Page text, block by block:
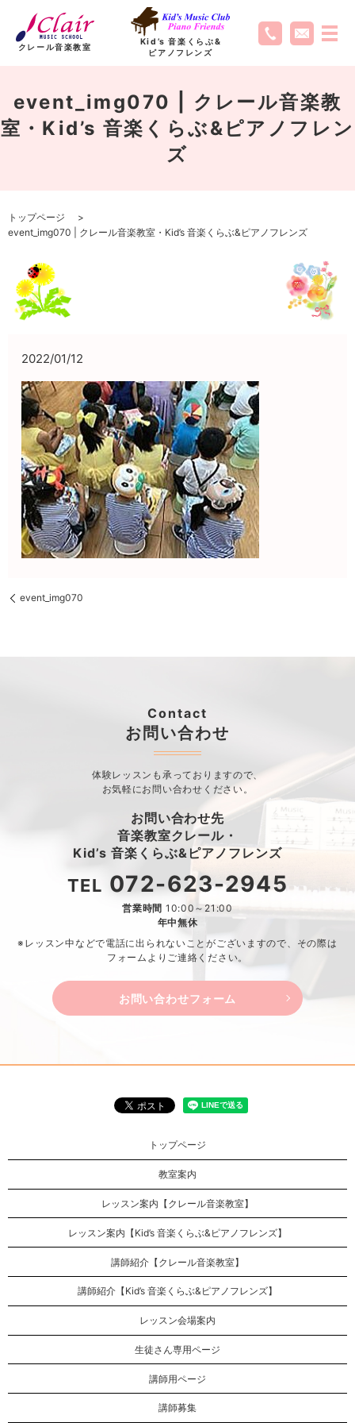
クレール音楽教室
Kid’s 音楽くらぶ&
ピアノフレンズ
event_img070 | クレール音楽教
室・Kid’s 音楽くらぶ&ピアノフレン
ズ
トップページ
event_img070 | クレール音楽教室・Kid’s 音楽くらぶ&ピアノフレンズ
2022/01/12
event_img070
Contact
お問い合わせ
体験レッスンも承っておりますので、
お気軽にお問い合わせください。
お問い合わせ先
音楽教室クレール・
Kid’s 音楽くらぶ&ピアノフレンズ
TEL 072-623-2945
営業時間 10:00～21:00
年中無休
※レッスン中などで電話に出られないことがございますので、 その際は
フォームよりご連絡ください。
お問い合わせフォーム
トップページ
教室案内
レッスン案内【クレール音楽教室】
レッスン案内【Kid’s 音楽くらぶ&ピアノフレンズ】
講師紹介【クレール音楽教室】
講師紹介【Kid’s 音楽くらぶ&ピアノフレンズ】
レッスン会場案内
生徒さん専用ページ
講師用ページ
講師募集